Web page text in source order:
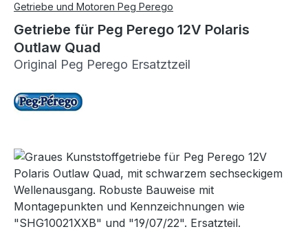
Getriebe und Motoren Peg Perego
Getriebe für Peg Perego 12V Polaris
Outlaw Quad
Original Peg Perego Ersatztzeil
Bildergalerie überspringen